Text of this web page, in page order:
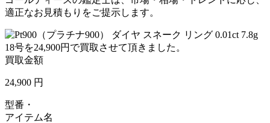
適正なお見積もりをご提示します。
買取金額
24,900 円
型番・
アイテム名